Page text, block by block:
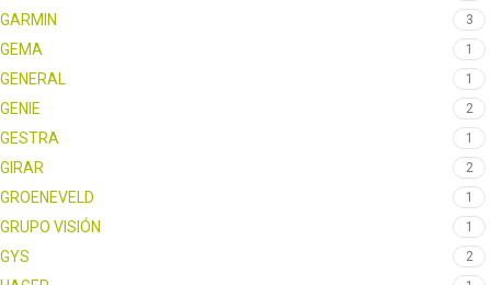
GARMIN 3
GEMA 1
GENERAL 1
GENIE 2
GESTRA 1
GIRAR 2
GROENEVELD 1
GRUPO VISIÓN 1
GYS 2